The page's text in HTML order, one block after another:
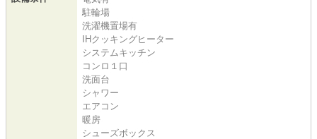
駐輪場
洗濯機置場有
IHクッキングヒーター
システムキッチン
コンロ１口
洗面台
シャワー
エアコン
暖房
シューズボックス